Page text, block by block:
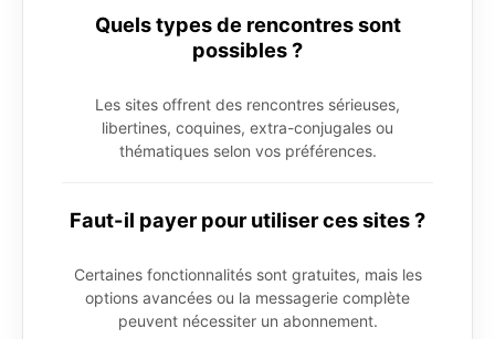
Quels types de rencontres sont
possibles ?
Les sites offrent des rencontres sérieuses,
libertines, coquines, extra-conjugales ou
thématiques selon vos préférences.
Faut-il payer pour utiliser ces sites ?
Certaines fonctionnalités sont gratuites, mais les
options avancées ou la messagerie complète
peuvent nécessiter un abonnement.